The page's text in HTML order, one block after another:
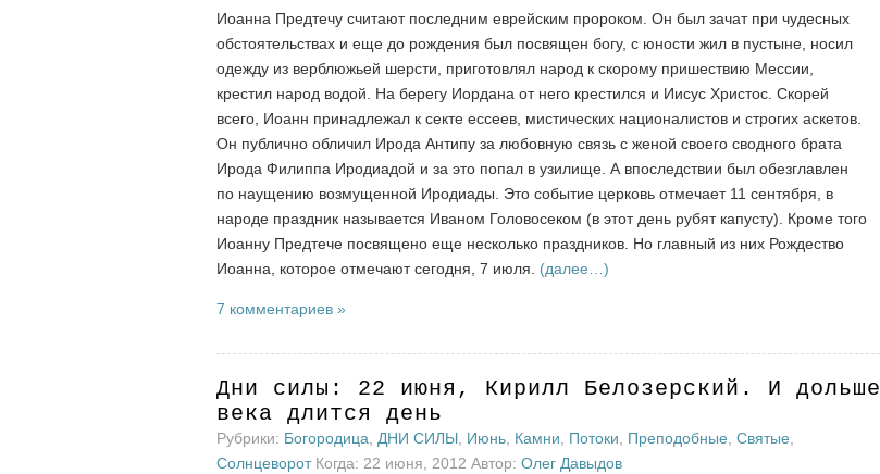
Иоанна Предтечу считают последним еврейским пророком. Он был зачат при чудесных
обстоятельствах и еще до рождения был посвящен богу, с юности жил в пустыне, носил
одежду из верблюжьей шерсти, приготовлял народ к скорому пришествию Мессии,
крестил народ водой. На берегу Иордана от него крестился и Иисус Христос. Скорей
всего, Иоанн принадлежал к секте ессеев, мистических националистов и строгих аскетов.
Он публично обличил Ирода Антипу за любовную связь с женой своего сводного брата
Ирода Филиппа Иродиадой и за это попал в узилище. А впоследствии был обезглавлен
по наущению возмущенной Иродиады. Это событие церковь отмечает 11 сентября, в
народе праздник называется Иваном Головосеком (в этот день рубят капусту). Кроме того
Иоанну Предтече посвящено еще несколько праздников. Но главный из них Рождество
Иоанна, которое отмечают сегодня, 7 июля. (далее…)
7 комментариев »
Дни силы: 22 июня, Кирилл Белозерский. И дольше
века длится день
Рубрики: Богородица ДНИ СИЛЫ Июнь Камни Потоки Преподобные Святые
СолнцеворотКогда: 22 июня, 2012 Автор: Олег Давыдов